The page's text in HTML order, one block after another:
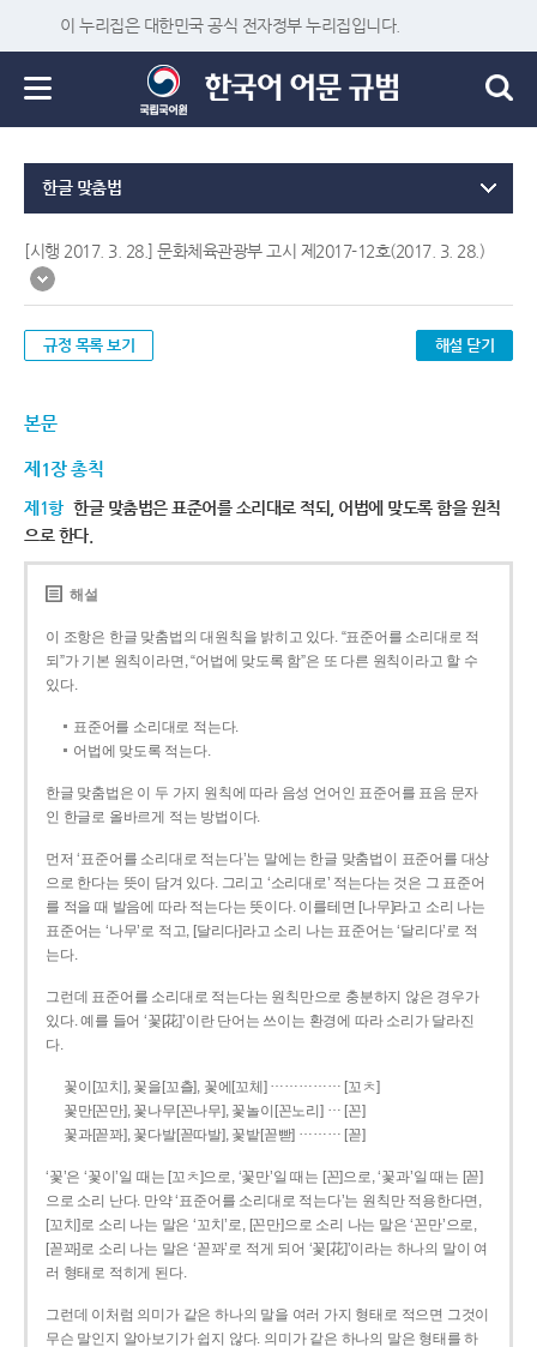
이 누리집은 대한민국 공식 전자정부 누리집입니다.
한글 맞춤법
[시행 2017. 3. 28.] 문화체육관광부 고시 제2017-12호(2017. 3. 28.)
규정 목록 보기 해설 닫기
본문
제1장 총칙
제1항 한글 맞춤법은 표준어를 소리대로 적되, 어법에 맞도록 함을 원칙
으로 한다.
해설
이 조항은 한글 맞춤법의 대원칙을 밝히고 있다. “표준어를 소리대로 적
되”가 기본 원칙이라면, “어법에 맞도록 함”은 또 다른 원칙이라고 할 수
있다.
표준어를 소리대로 적는다.
어법에 맞도록 적는다.
한글 맞춤법은 이 두 가지 원칙에 따라 음성 언어인 표준어를 표음 문자
인 한글로 올바르게 적는 방법이다.
먼저 ‘표준어를 소리대로 적는다’는 말에는 한글 맞춤법이 표준어를 대상
으로 한다는 뜻이 담겨 있다. 그리고 ‘소리대로’ 적는다는 것은 그 표준어
를 적을 때 발음에 따라 적는다는 뜻이다. 이를테면 [나무]라고 소리 나는
표준어는 ‘나무’로 적고, [달리다]라고 소리 나는 표준어는 ‘달리다’로 적
는다.
그런데 표준어를 소리대로 적는다는 원칙만으로 충분하지 않은 경우가
있다. 예를 들어 ‘꽃[花]’이란 단어는 쓰이는 환경에 따라 소리가 달라진
다.
꽃이[꼬치], 꽃을[꼬츨], 꽃에[꼬체] …………… [꼬ㅊ]
꽃만[꼰만], 꽃나무[꼰나무], 꽃놀이[꼰노리] … [꼰]
꽃과[꼳꽈], 꽃다발[꼳따발], 꽃밭[꼳빧] ……… [꼳]
‘꽃’은 ‘꽃이’일 때는 [꼬ㅊ]으로, ‘꽃만’일 때는 [꼰]으로, ‘꽃과’일 때는 [꼳]
으로 소리 난다. 만약 ‘표준어를 소리대로 적는다’는 원칙만 적용한다면,
[꼬치]로 소리 나는 말은 ‘꼬치’로, [꼰만]으로 소리 나는 말은 ‘꼰만’으로,
[꼳꽈]로 소리 나는 말은 ‘꼳꽈’로 적게 되어 ‘꽃[花]’이라는 하나의 말이 여
러 형태로 적히게 된다.
그런데 이처럼 의미가 같은 하나의 말을 여러 가지 형태로 적으면 그것이
무슨 말인지 알아보기가 쉽지 않다. 의미가 같은 하나의 말은 형태를 하